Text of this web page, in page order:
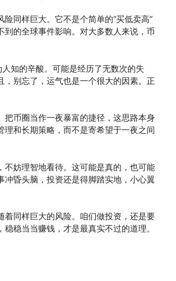
同样巨大。它不是个简单的“买低卖高”
的全球事件影响。对大多数人来说，币
知的辛酸。可能是经历了无数次的失
别忘了，运气也是一个很大的因素。正
币圈当作一夜暴富的捷径，这思路本身
和长期策略，而不是寄希望于一夜之间
不妨理智地看待。这可能是真的，也可能
昏头脑，投资还是得脚踏实地，小心翼
同样巨大的风险。咱们做投资，还是要
稳当当赚钱，才是最真实不过的道理。